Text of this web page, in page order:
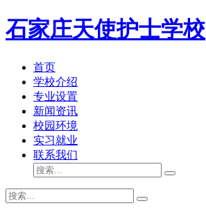
石家庄天使护士学校
首页
学校介绍
专业设置
新闻资讯
校园环境
实习就业
联系我们